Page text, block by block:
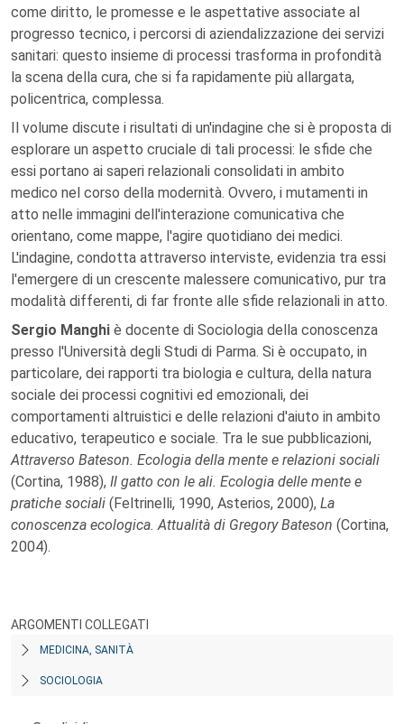
come diritto, le promesse e le aspettative associate al
progresso tecnico, i percorsi di aziendalizzazione dei servizi
sanitari: questo insieme di processi trasforma in profondità
la scena della cura, che si fa rapidamente più allargata,
policentrica, complessa.
Il volume discute i risultati di un'indagine che si è proposta di
esplorare un aspetto cruciale di tali processi: le sfide che
essi portano ai saperi relazionali consolidati in ambito
medico nel corso della modernità. Ovvero, i mutamenti in
atto nelle immagini dell'interazione comunicativa che
orientano, come mappe, l'agire quotidiano dei medici.
L'indagine, condotta attraverso interviste, evidenzia tra essi
l'emergere di un crescente malessere comunicativo, pur tra
modalità differenti, di far fronte alle sfide relazionali in atto.
Sergio Manghi è docente di Sociologia della conoscenza
presso l'Università degli Studi di Parma. Si è occupato, in
particolare, dei rapporti tra biologia e cultura, della natura
sociale dei processi cognitivi ed emozionali, dei
comportamenti altruistici e delle relazioni d'aiuto in ambito
educativo, terapeutico e sociale. Tra le sue pubblicazioni,
Attraverso Bateson. Ecologia della mente e relazioni sociali
(Cortina, 1988), Il gatto con le ali. Ecologia delle mente e
pratiche sociali (Feltrinelli, 1990, Asterios, 2000), La
conoscenza ecologica. Attualità di Gregory Bateson (Cortina,
2004).
ARGOMENTI COLLEGATI
MEDICINA, SANITÀ
SOCIOLOGIA